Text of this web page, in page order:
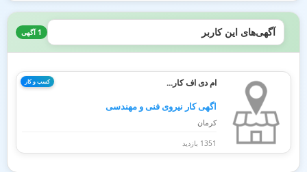
آگهی‌های این کاربر 1 آگهی
کسب و کار ام دی اف کار...
اگهی کار نیروی فنی و مهندسی
کرمان
1351 بازدید